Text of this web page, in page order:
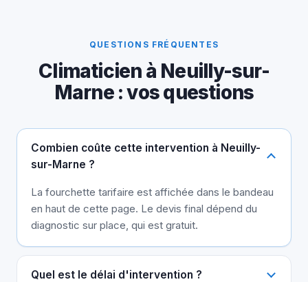
QUESTIONS FRÉQUENTES
Climaticien à Neuilly-sur-
Marne : vos questions
Combien coûte cette intervention à Neuilly-
sur-Marne ?
La fourchette tarifaire est affichée dans le bandeau
en haut de cette page. Le devis final dépend du
diagnostic sur place, qui est gratuit.
Quel est le délai d'intervention ?